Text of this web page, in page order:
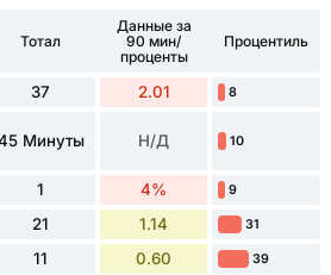
Тотал
Данные за
90 мин/
проценты
Процентиль
37 2.01 8
Минуты Н/Д 10
1 4% 9
21 1.14 31
11 0.60 39